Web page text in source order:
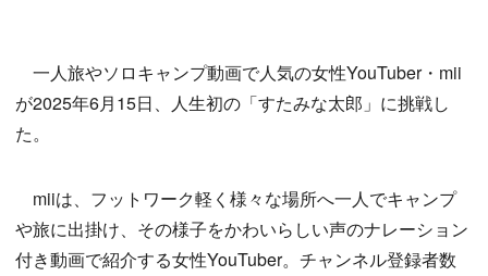
一人旅やソロキャンプ動画で人気の女性YouTuber・mii
が2025年6月15日、人生初の「すたみな太郎」に挑戦し
た。
miiは、フットワーク軽く様々な場所へ一人でキャンプ
や旅に出掛け、その様子をかわいらしい声のナレーション
付き動画で紹介する女性YouTuber。チャンネル登録者数